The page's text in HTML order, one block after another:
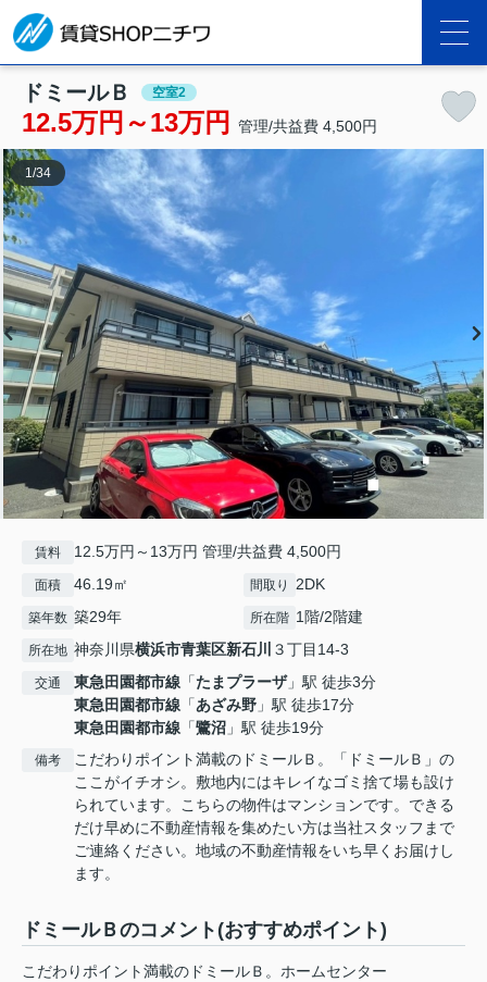
ドミールＢ 空室2
12.5万円～13万円 管理/共益費 4,500円
1/34
賃料 12.5万円～13万円 管理/共益費 4,500円
面積 46.19㎡ 間取り 2DK
築年数 築29年 所在階 1階/2階建
所在地 神奈川県横浜市青葉区新石川 ３丁目14-3
交通 東急田園都市線 「たまプラーザ」駅 徒歩3分
東急田園都市線 「あざみ野 」駅 徒歩17分
東急田園都市線 「鷺沼 」駅 徒歩19分
備考
こだわりポイント満載のドミールＢ。「ドミールＢ」の
ここがイチオシ。敷地内にはキレイなゴミ捨て場も設け
られています。こちらの物件はマンションです。できる
だけ早めに不動産情報を集めたい方は当社スタッフまで
ご連絡ください。地域の不動産情報をいち早くお届けし
ます。
ドミールＢのコメント(おすすめポイント)
こだわりポイント満載のドミールＢ。ホームセンター